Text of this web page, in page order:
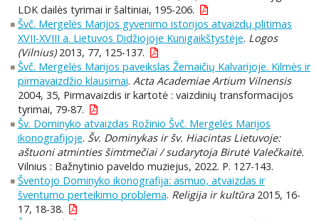
LDK dailės tyrimai ir šaltiniai, 195-206.
Švč. Mergelės Marijos gyvenimo istorijos atvaizdų plitimas
XVII-XVIII a. Lietuvos Didžiojoje Kunigaikštystėje. Logos
(Vilnius)2013, 77, 125-137.
Švč. Mergelės Marijos paveikslas Žemaičių Kalvarijoje. Kilmės ir
pirmavaizdžio klausimai. Acta Academiae Artium Vilnensis
2004, 35, Pirmavaizdis ir kartotė : vaizdinių transformacijos
tyrimai, 79-87.
Šv. Dominyko atvaizdas Rožinio Švč. Mergelės Marijos
ikonografijoje. Šv. Dominykas ir šv. Hiacintas Lietuvoje:
aštuoni atminties šimtmečiai / sudarytoja Birutė Valečkaitė.
Vilnius : Bažnytinio paveldo muziejus, 2022. P. 127-143.
Šventojo Dominyko ikonografija: asmuo, atvaizdas ir
šventumo perteikimo problema. Religija ir kultūra2015, 16-
17, 18-38.